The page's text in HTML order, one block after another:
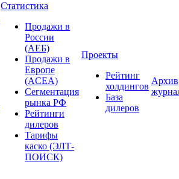
Статистика
Продажи в
России
(АЕБ)
Продажи в
Европе
(ACEA)
Сегментация
рынка РФ
Рейтинги
дилеров
Тарифы
каско (ЭЛТ-
ПОИСК)
Проекты
Рейтинг
холдингов
База
дилеров
Архив